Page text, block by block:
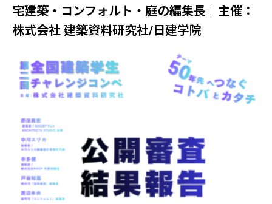
宅建築・コンフォルト・庭の編集長｜主催：
株式会社 建築資料研究社/日建学院